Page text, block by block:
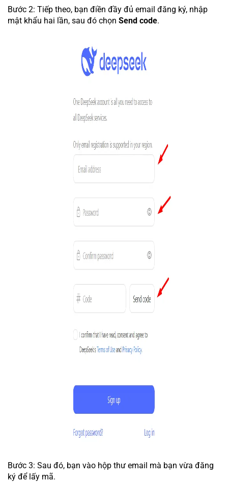
Bước 2: Tiếp theo, bạn điền đầy đủ email đăng ký, nhập
mật khẩu hai lần, sau đó chọn Send code.
Bước 3: Sau đó, bạn vào hộp thư email mà bạn vừa đăng
ký để lấy mã.